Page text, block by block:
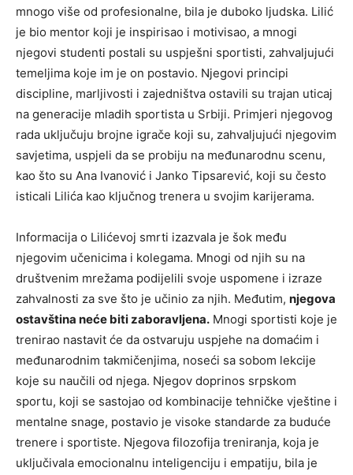
mnogo više od profesionalne, bila je duboko ljudska. Lilić
je bio mentor koji je inspirisao i motivisao, a mnogi
njegovi studenti postali su uspješni sportisti, zahvaljujući
temeljima koje im je on postavio. Njegovi principi
discipline, marljivosti i zajedništva ostavili su trajan uticaj
na generacije mladih sportista u Srbiji. Primjeri njegovog
rada uključuju brojne igrače koji su, zahvaljujući njegovim
savjetima, uspjeli da se probiju na međunarodnu scenu,
kao što su Ana Ivanović i Janko Tipsarević, koji su često
isticali Lilića kao ključnog trenera u svojim karijerama.
Informacija o Lilićevoj smrti izazvala je šok među
njegovim učenicima i kolegama. Mnogi od njih su na
društvenim mrežama podijelili svoje uspomene i izraze
zahvalnosti za sve što je učinio za njih. Međutim, njegova
ostavština neće biti zaboravljena. Mnogi sportisti koje je
trenirao nastavit će da ostvaruju uspjehe na domaćim i
međunarodnim takmičenjima, noseći sa sobom lekcije
koje su naučili od njega. Njegov doprinos srpskom
sportu, koji se sastojao od kombinacije tehničke vještine i
mentalne snage, postavio je visoke standarde za buduće
trenere i sportiste. Njegova filozofija treniranja, koja je
uključivala emocionalnu inteligenciju i empatiju, bila je